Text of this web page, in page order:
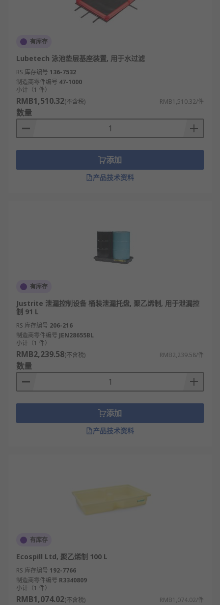
有库存
Lubetech 泳池垫层基座装置, 用于水过滤
RS 库存编号 136-7532
制造商零件编号 47-1000
小计（1 件）
RMB1,510.32(不含税) RMB1,510.32/件
数量
添加
产品技术资料
有库存
Justrite 泄漏控制设备 桶装泄漏托盘, 聚乙烯制, 用于泄漏控
制 91 L
RS 库存编号 206-216
制造商零件编号 JEN28655BL
小计（1 件）
RMB2,239.58(不含税) RMB2,239.58/件
数量
添加
产品技术资料
有库存
Ecospill Ltd, 聚乙烯制 100 L
RS 库存编号 192-7766
制造商零件编号 R3340809
小计（1 件）
RMB1,074.02(不含税) RMB1,074.02/件